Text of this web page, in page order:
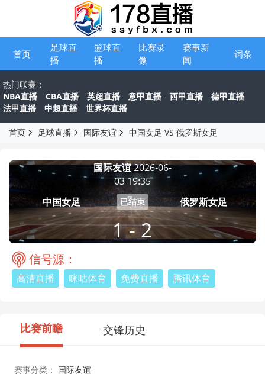
首页
足球直
播
篮球直
播
比赛录
像
赛事新
闻
词条
热门联赛：
NBA直播
CBA直播 英超直播 意甲直播 西甲直播
德甲直播
法甲直播
中超直播 世界杯直播
首页 足球直播 国际友谊 中国女足 VS 俄罗斯女足
中国女足
国际友谊2026-06-
03 19:35
已结束
1 - 2
俄罗斯女足
信号源：
高清直播 咪咕体育 免费直播 腾讯体育
比赛前瞻 交锋历史
赛事分类： 国际友谊